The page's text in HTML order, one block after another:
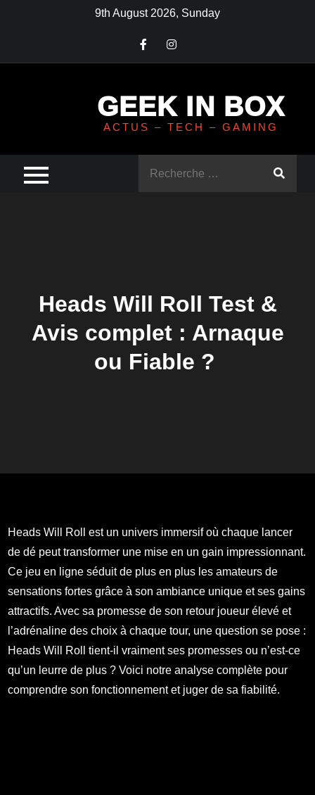
9th August 2026, Sunday
GEEK IN BOX
ACTUS – TECH – GAMING
Heads Will Roll Test &
Avis complet : Arnaque
ou Fiable ?
Heads Will Roll est un univers immersif où chaque lancer
de dé peut transformer une mise en un gain impressionnant.
Ce jeu en ligne séduit de plus en plus les amateurs de
sensations fortes grâce à son ambiance unique et ses gains
attractifs. Avec sa promesse de son retour joueur élevé et
l’adrénaline des choix à chaque tour, une question se pose :
Heads Will Roll tient-il vraiment ses promesses ou n’est-ce
qu’un leurre de plus ? Voici notre analyse complète pour
comprendre son fonctionnement et juger de sa fiabilité.